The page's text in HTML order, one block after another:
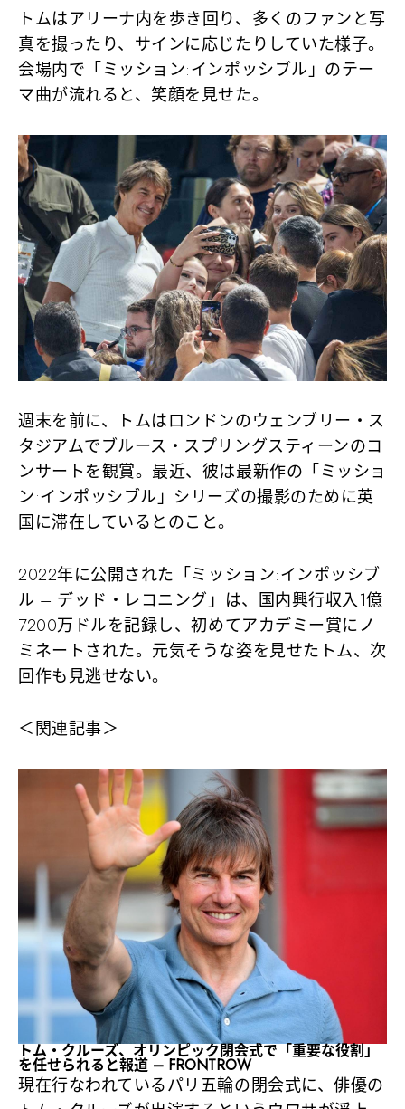
トムはアリーナ内を歩き回り、多くのファンと写
真を撮ったり、サインに応じたりしていた様子。
会場内で「ミッション:インポッシブル」のテー
マ曲が流れると、笑顔を見せた。
週末を前に、トムはロンドンのウェンブリー・ス
タジアムでブルース・スプリングスティーンのコ
ンサートを観賞。最近、彼は最新作の「ミッショ
ン:インポッシブル」シリーズの撮影のために英
国に滞在しているとのこと。
2022年に公開された「ミッション:インポッシブ
ル – デッド・レコニング」は、国内興行収入1億
7200万ドルを記録し、初めてアカデミー賞にノ
ミネートされた。元気そうな姿を見せたトム、次
回作も見逃せない。
＜関連記事＞
トム・クルーズ、オリンピック閉会式で「重要な役割」
を任せられると報道 – FRONTROW
現在行なわれているパリ五輪の閉会式に、俳優の